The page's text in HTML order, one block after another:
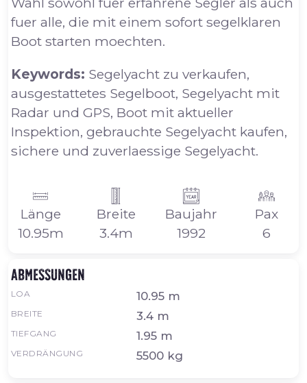
fuer alle, die mit einem sofort segelklaren
Boot starten moechten.
Keywords: Segelyacht zu verkaufen,
ausgestattetes Segelboot, Segelyacht mit
Radar und GPS, Boot mit aktueller
Inspektion, gebrauchte Segelyacht kaufen,
sichere und zuverlaessige Segelyacht.
Länge
10.95m
Breite
3.4m
Baujahr
1992
Pax
6
Abmessungen
LOA 10.95 m
BREITE 3.4 m
TIEFGANG 1.95 m
VERDRÄNGUNG 5500 kg